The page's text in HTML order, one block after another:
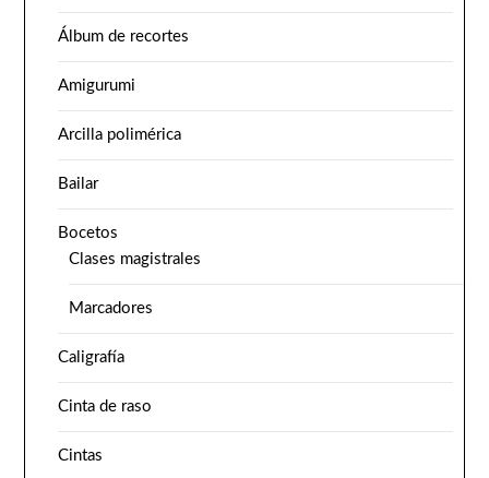
Álbum de recortes
Amigurumi
Arcilla polimérica
Bailar
Bocetos
Clases magistrales
Marcadores
Caligrafía
Cinta de raso
Cintas